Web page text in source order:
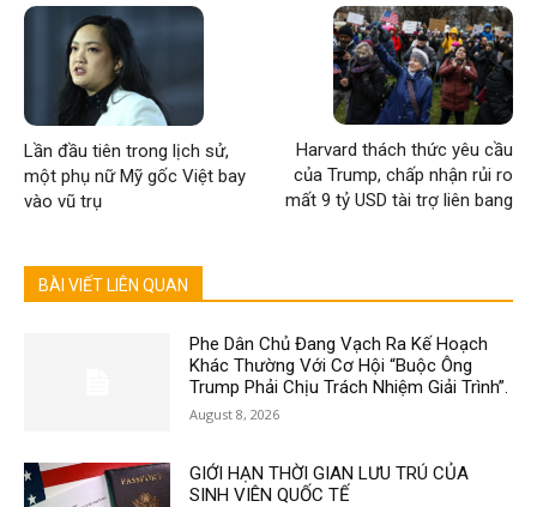
Lần đầu tiên trong lịch sử,
một phụ nữ Mỹ gốc Việt bay
vào vũ trụ
Harvard thách thức yêu cầu
của Trump, chấp nhận rủi ro
mất 9 tỷ USD tài trợ liên bang
BÀI VIẾT LIÊN QUAN
Phe Dân Chủ Đang Vạch Ra Kế Hoạch
Khác Thường Với Cơ Hội “Buộc Ông
Trump Phải Chịu Trách Nhiệm Giải Trình”.
August 8, 2026
GIỚI HẠN THỜI GIAN LƯU TRÚ CỦA
SINH VIÊN QUỐC TẾ